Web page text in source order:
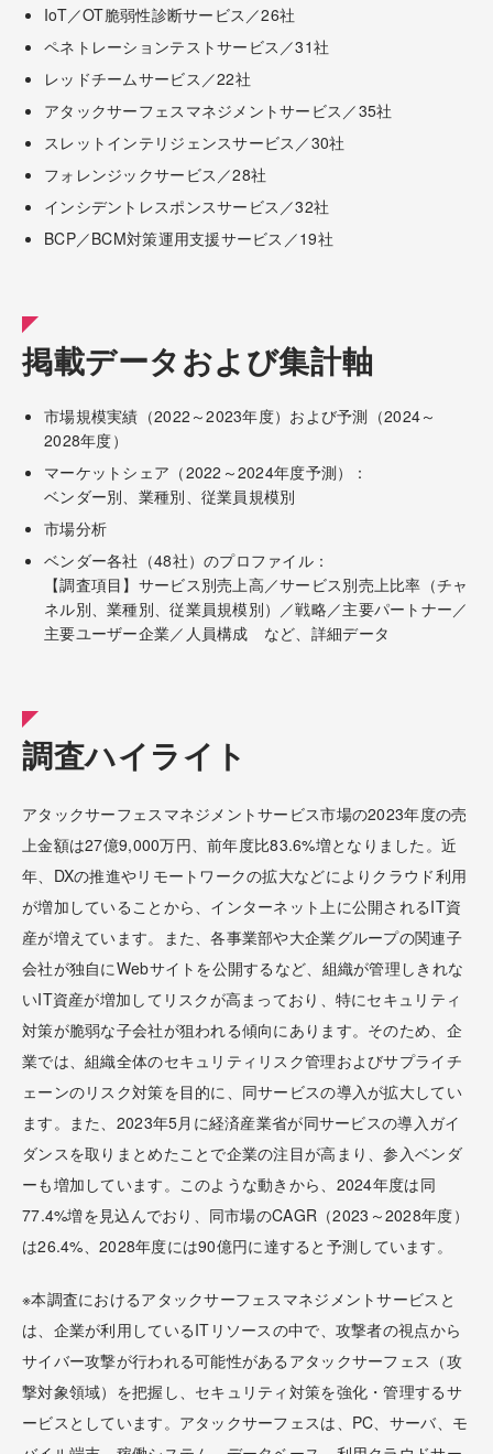
IoT／OT脆弱性診断サービス／26社
ペネトレーションテストサービス／31社
レッドチームサービス／22社
アタックサーフェスマネジメントサービス／35社
スレットインテリジェンスサービス／30社
フォレンジックサービス／28社
インシデントレスポンスサービス／32社
BCP／BCM対策運用支援サービス／19社
掲載データおよび集計軸
市場規模実績（2022～2023年度）および予測（2024～
2028年度）
マーケットシェア（2022～2024年度予測）：
ベンダー別、業種別、従業員規模別
市場分析
ベンダー各社（48社）のプロファイル：
【調査項目】サービス別売上高／サービス別売上比率（チャ
ネル別、業種別、従業員規模別）／戦略／主要パートナー／
主要ユーザー企業／人員構成 など、詳細データ
調査ハイライト
アタックサーフェスマネジメントサービス市場の2023年度の売
上金額は27億9,000万円、前年度比83.6%増となりました。近
年、DXの推進やリモートワークの拡大などによりクラウド利用
が増加していることから、インターネット上に公開されるIT資
産が増えています。また、各事業部や大企業グループの関連子
会社が独自にWebサイトを公開するなど、組織が管理しきれな
いIT資産が増加してリスクが高まっており、特にセキュリティ
対策が脆弱な子会社が狙われる傾向にあります。そのため、企
業では、組織全体のセキュリティリスク管理およびサプライチ
ェーンのリスク対策を目的に、同サービスの導入が拡大してい
ます。また、2023年5月に経済産業省が同サービスの導入ガイ
ダンスを取りまとめたことで企業の注目が高まり、参入ベンダ
ーも増加しています。このような動きから、2024年度は同
77.4%増を見込んでおり、同市場のCAGR（2023～2028年度）
は26.4%、2028年度には90億円に達すると予測しています。
※本調査におけるアタックサーフェスマネジメントサービスと
は、企業が利用しているITリソースの中で、攻撃者の視点から
サイバー攻撃が行われる可能性があるアタックサーフェス（攻
撃対象領域）を把握し、セキュリティ対策を強化・管理するサ
ービスとしています。アタックサーフェスは、PC、サーバ、モ